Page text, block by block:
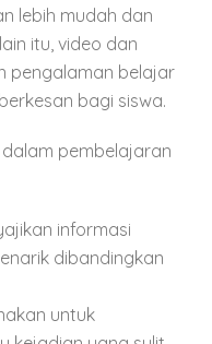
lebih mudah dan
itu, video dan
pengalaman belajar
bagi siswa.
pembelajaran
informasi
dibandingkan
untuk